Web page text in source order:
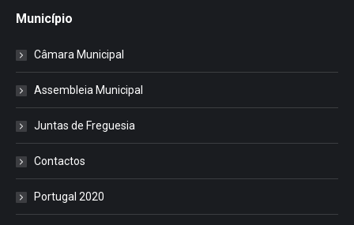
Município
Câmara Municipal
Assembleia Municipal
Juntas de Freguesia
Contactos
Portugal 2020